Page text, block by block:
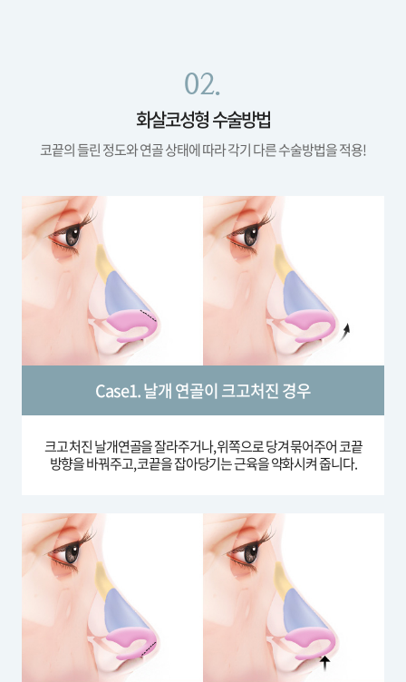
02.
화살코성형 수술방법
코끝의 들린 정도와 연골 상태에 따라 각기 다른 수술방법을 적용!
Case1. 날개 연골이 크고처진 경우
크고 처진 날개연골을 잘라주거나, 위쪽으로 당겨 묶어주어 코끝
방향을 바꿔주고, 코끝을 잡아당기는 근육을 약화시켜 줍니다.